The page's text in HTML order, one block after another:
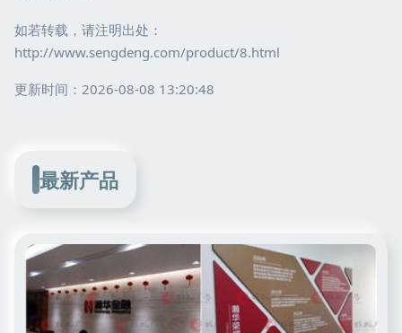
如若转载，请注明出处：
http://www.sengdeng.com/product/8.html
更新时间：2026-08-08 13:20:48
最新产品